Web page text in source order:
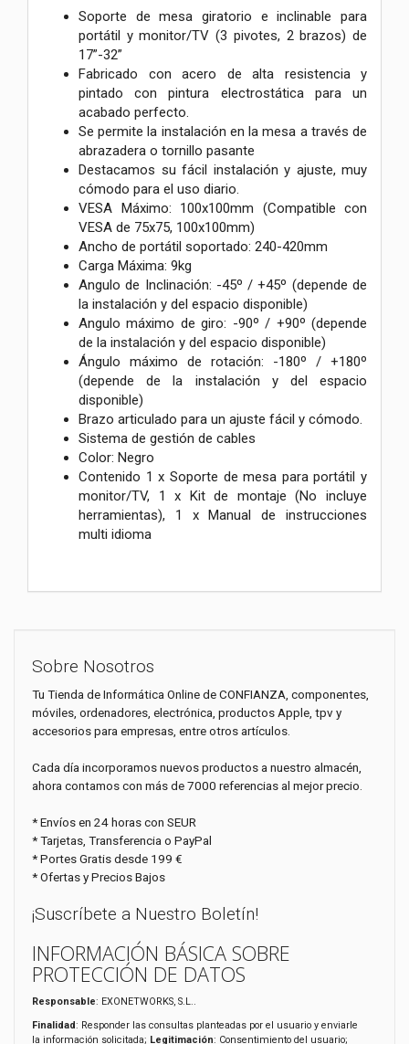
Soporte de mesa giratorio e inclinable para
portátil y monitor/TV (3 pivotes, 2 brazos) de
17”-32”
Fabricado con acero de alta resistencia y
pintado con pintura electrostática para un
acabado perfecto.
Se permite la instalación en la mesa a través de
abrazadera o tornillo pasante
Destacamos su fácil instalación y ajuste, muy
cómodo para el uso diario.
VESA Máximo: 100x100mm (Compatible con
VESA de 75x75, 100x100mm)
Ancho de portátil soportado: 240-420mm
Carga Máxima: 9kg
Angulo de Inclinación: -45º / +45º (depende de
la instalación y del espacio disponible)
Angulo máximo de giro: -90º / +90º (depende
de la instalación y del espacio disponible)
Ángulo máximo de rotación: -180º / +180º
(depende de la instalación y del espacio
disponible)
Brazo articulado para un ajuste fácil y cómodo.
Sistema de gestión de cables
Color: Negro
Contenido 1 x Soporte de mesa para portátil y
monitor/TV, 1 x Kit de montaje (No incluye
herramientas), 1 x Manual de instrucciones
multi idioma
Sobre Nosotros
Tu Tienda de Informática Online de CONFIANZA, componentes,
móviles, ordenadores, electrónica, productos Apple, tpv y
accesorios para empresas, entre otros artículos.
Cada día incorporamos nuevos productos a nuestro almacén,
ahora contamos con más de 7000 referencias al mejor precio.
* Envíos en 24 horas con SEUR
* Tarjetas, Transferencia o PayPal
* Portes Gratis desde 199 €
* Ofertas y Precios Bajos
¡Suscríbete a Nuestro Boletín!
INFORMACIÓN BÁSICA SOBRE
PROTECCIÓN DE DATOS
Responsable: EXONETWORKS, S.L..
Finalidad: Responder las consultas planteadas por el usuario y enviarle
la información solicitada; Legitimación: Consentimiento del usuario;